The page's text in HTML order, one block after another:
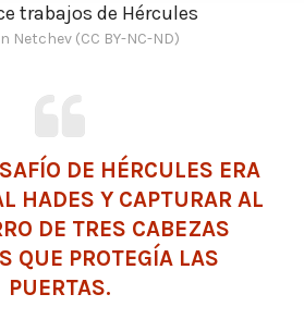
trabajos de Hércules
Netchev (CC BY-NC-ND)
DE HÉRCULES ERA
HADES Y CAPTURAR AL
DE TRES CABEZAS
QUE PROTEGÍA LAS
PUERTAS.